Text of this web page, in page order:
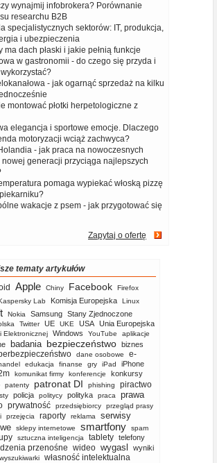
wynajmij infobrokera? Porównanie
researchu B2B
specjalistycznych sektorów: IT, produkcja,
i ubezpieczenia
ma dach płaski i jakie pełnią funkcje
w gastronomii - do czego się przyda i
- jak ogarnąć sprzedaż na kilku
montować płotki herpetologiczne z
elegancja i sportowe emocje. Dlaczego
motoryzacji wciąż zachwyca?
- jak praca na nowoczesnych
generacji przyciąga najlepszych
pomaga wypiekać włoską pizzę
wakacje z psem - jak przygotować się
Zapytaj o ofertę
tematy artykułów
Apple Chiny Facebook Firefox
Lab Komisja Europejska Linux
Nokia Samsung Stany Zjednoczone
Twitter UE UKE USA Unia Europejska
Elektronicznej Windows YouTube aplikacje
badania bezpieczeństwo biznes
dane osobowe
e-
edukacja finanse gry iPad iPhone
komunikat firmy konferencje konkursy
patenty patronat DI phishing piractwo
policja politycy polityka praca
prawa
prywatność przedsiębiorcy
przegląd prasy
przejęcia raporty reklama
serwisy
sklepy internetowe smartfony
spam
sztuczna inteligencja tablety telefony
przenośne wideo wygasl
wyniki
wyszukiwarki własność intelektualna